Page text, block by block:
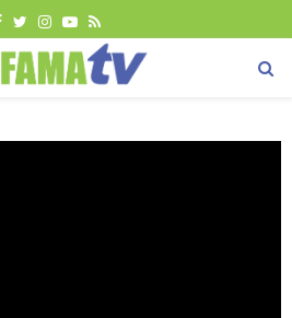
FACEBOOK
TWITTER
INSTAGRAM
YOUTUBE
RSS